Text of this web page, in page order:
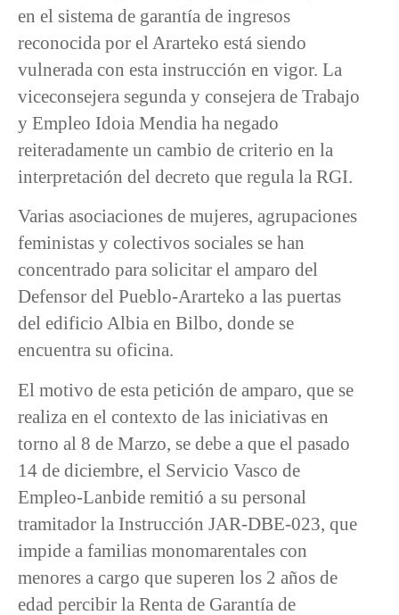
en el sistema de garantía de ingresos
reconocida por el Ararteko está siendo
vulnerada con esta instrucción en vigor. La
viceconsejera segunda y consejera de Trabajo
y Empleo Idoia Mendia ha negado
reiteradamente un cambio de criterio en la
interpretación del decreto que regula la RGI.
Varias asociaciones de mujeres, agrupaciones
feministas y colectivos sociales se han
concentrado para solicitar el amparo del
Defensor del Pueblo-Ararteko a las puertas
del edificio Albia en Bilbo, donde se
encuentra su oficina.
El motivo de esta petición de amparo, que se
realiza en el contexto de las iniciativas en
torno al 8 de Marzo, se debe a que el pasado
14 de diciembre, el Servicio Vasco de
Empleo-Lanbide remitió a su personal
tramitador la Instrucción JAR-DBE-023, que
impide a familias monomarentales con
menores a cargo que superen los 2 años de
edad percibir la Renta de Garantía de